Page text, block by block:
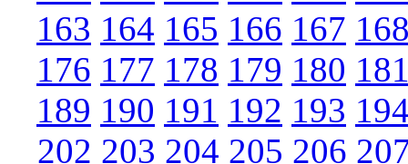
163 164 165 166 167
176 177 178 179 180
189 190 191 192 193
202 203 204 205 206